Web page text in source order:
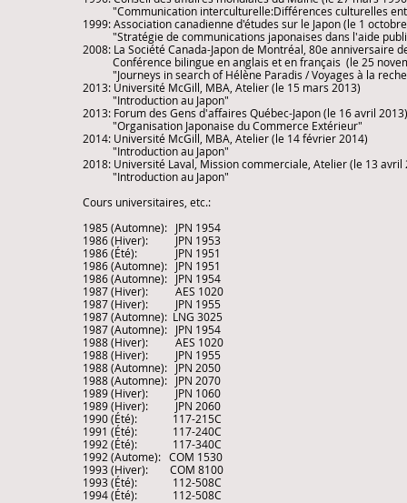
"Communication interculturelle:Différences culturelles
1999: Association canadienne d'études sur le Japon (le 1
"Stratégie de communications japonaises dans l'aide
2008: La Société Canada-Japon de Montréal, 80e anniversaire
Conférence bilingue en anglais et en français (le 25
"Journeys in search of Hélène Paradis / Voyages à la
2013: Université McGill, MBA, Atelier (le 15 mars 2013)
"Introduction au Japon"
2013: Forum des Gens d'affaires Québec-Japon (le 16 avril 2013)
"Organisation Japonaise du Commerce Extérieur"
2014: Université McGill, MBA, Atelier (le 14 février 2014)
"Introduction au Japon"
2018: Université Laval, Mission commerciale, Atelier (le 13 avril
"Introduction au Japon"
Cours universitaires, etc.:
1985 (Automne): JPN 1954
1986 (Hiver): JPN 1953
1986 (Été): JPN 1951
1986 (Automne): JPN 1951
1986 (Automne): JPN 1954
1987 (Hiver): AES 1020
1987 (Hiver): JPN 1955
1987 (Automne): LNG 3025
1987 (Automne): JPN 1954
1988 (Hiver): AES 1020
1988 (Hiver): JPN 1955
1988 (Automne): JPN 2050
1988 (Automne): JPN 2070
1989 (Hiver): JPN 1060
1989 (Hiver): JPN 2060
1990 (Été): 117-215C
1991 (Été): 117-240C
1992 (Été): 117-340C
1992 (Autome): COM 1530
1993 (Hiver): COM 8100
1993 (Été): 112-508C
1994 (Été): 112-508C